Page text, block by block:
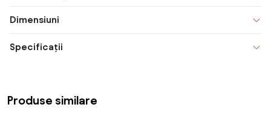
Dimensiuni
Specificații
Produse similare